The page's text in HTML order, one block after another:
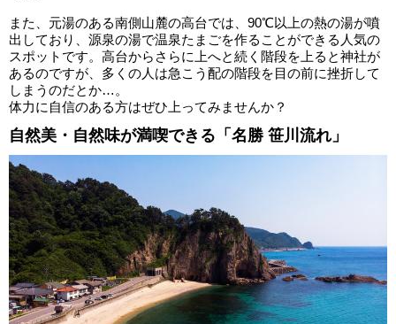
また、元湯のある南側山麓の高台では、90℃以上の熱の湯が噴
出しており、源泉の湯で温泉たまごを作ることができる人気の
スポットです。高台からさらに上へと続く階段を上ると神社が
あるのですが、多くの人は急こう配の階段を目の前に挫折して
しまうのだとか…。
体力に自信のある方はぜひ上ってみませんか？
自然美・自然味が満喫できる「名勝 笹川流れ」